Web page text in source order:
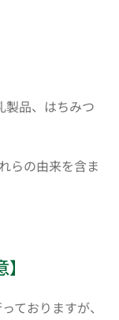
製品、はちみつ
らの由来を含ま
ておりますが、